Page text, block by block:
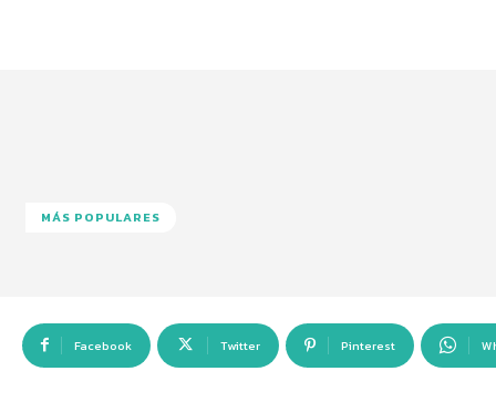
MÁS POPULARES
Facebook Twitter Pinterest